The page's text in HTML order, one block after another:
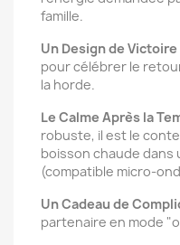
famille.
Un Design de Victoire
pour célébrer le
la horde.
Le Calme Après la
robuste, il est le
boisson chaude dans
(compatible micro-
Un Cadeau de
partenaire en mode